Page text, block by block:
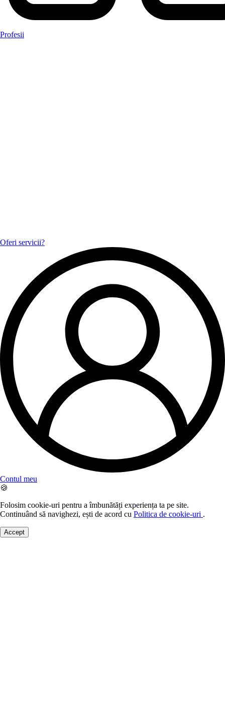
Profesii
Oferi servicii?
Contul meu
🍪
Folosim cookie-uri pentru a îmbunătăți experiența ta pe site.
Continuând să navighezi, ești de acord cu Politica de cookie-uri .
Accept